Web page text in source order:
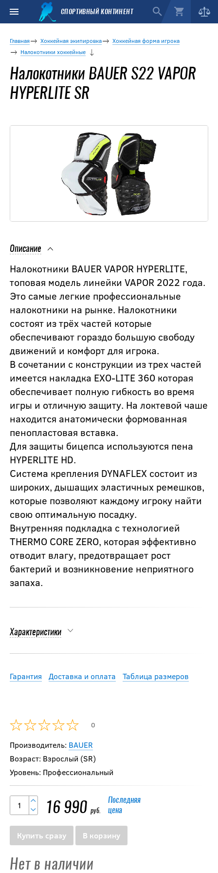
СПОРТИВНЫЙ КОНТИНЕНТ
Главная Хоккейная экипировка
Хоккейная форма игрока
Налокотники хоккейные
Налокотники BAUER S22 VAPOR
HYPERLITE SR
Описание
Налокотники BAUER VAPOR HYPERLITE,
топовая модель линейки VAPOR 2022 года.
Это самые легкие профессиональные
налокотники на рынке. Налокотники
состоят из трёх частей которые
обеспечивают гораздо большую свободу
движений и комфорт для игрока.
В сочетании с конструкции из трех частей
имеется накладка EXO-LITE 360 которая
обеспечивает полную гибкость во время
игры и отличную защиту. На локтевой чаше
находится анатомически формованная
пенопластовая вставка.
Для защиты бицепса используются пена
HYPERLITE HD.
Система крепления DYNAFLEX состоит из
широких, дышащих эластичных ремешков,
которые позволяют каждому игроку найти
свою оптимальную посадку.
Внутренняя подкладка с технологией
THERMO CORE ZERO, которая эффективно
отводит влагу, предотвращает рост
бактерий и возникновение неприятного
запаха.
Характеристики
Гарантия Доставка и оплата Таблица размеров
0
Производитель: BAUER
Возраст: Взрослый (SR)
Уровень: Профессиональный
16 990 руб.
Последняя
цена
Купить сразу В корзину
Нет в наличии